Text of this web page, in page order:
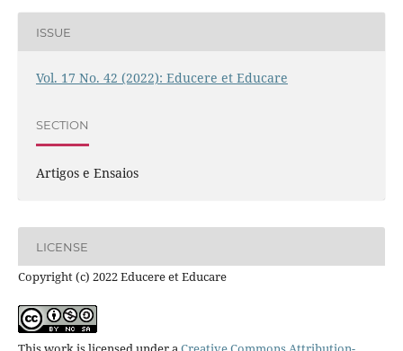
ISSUE
Vol. 17 No. 42 (2022): Educere et Educare
SECTION
Artigos e Ensaios
LICENSE
Copyright (c) 2022 Educere et Educare